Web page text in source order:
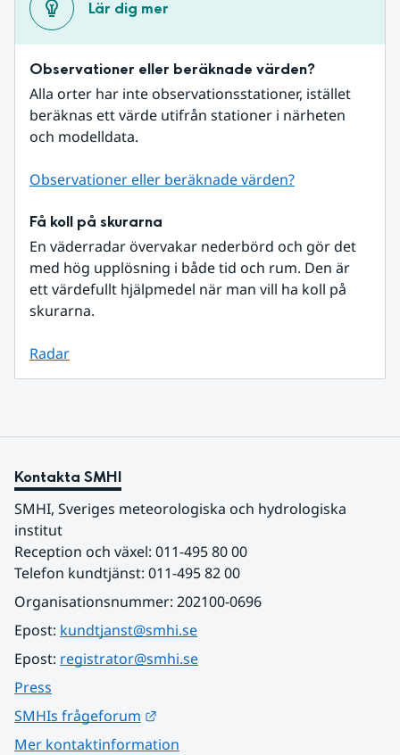
Lär dig mer
Observationer eller beräknade värden?
Alla orter har inte observationsstationer, istället
beräknas ett värde utifrån stationer i närheten
och modelldata.
Observationer eller beräknade värden?
Få koll på skurarna
En väderradar övervakar nederbörd och gör det
med hög upplösning i både tid och rum. Den är
ett värdefullt hjälpmedel när man vill ha koll på
skurarna.
Radar
Kontakta SMHI
SMHI, Sveriges meteorologiska och hydrologiska
institut
Reception och växel: 011-495 80 00
Telefon kundtjänst: 011-495 82 00
Organisationsnummer: 202100-0696
Epost: kundtjanst@smhi.se
Epost: registrator@smhi.se
Press
SMHIs frågeforum
Mer kontaktinformation